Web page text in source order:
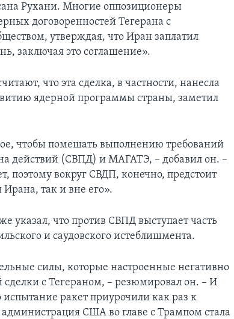
Рухани. Многие оппозиционеры
договоренностей Тегерана с
утверждая, что Иран заплатил
заключая это соглашение».
что эта сделка, в частности, нанесла
ядерной программы страны, заметил
чтобы помешать выполнению требований
действий (СВПД) и МАГАТЭ, – добавил он. –
поэтому вокруг СВДП, конечно, предстоит
Ирана, так и вне его».
указал, что против СВПД выступает часть
и саудовского истеблишмента.
силы, которые настроенные негативно
с Тегераном, – резюмировал он. – И
ракет приурочили как раз к
США во главе с Трампом стала